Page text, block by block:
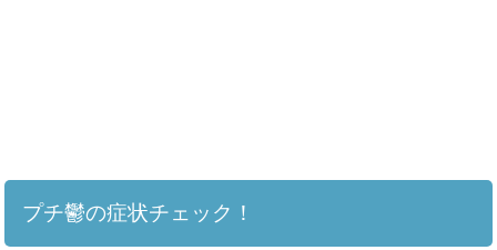
プチ鬱の症状チェック！